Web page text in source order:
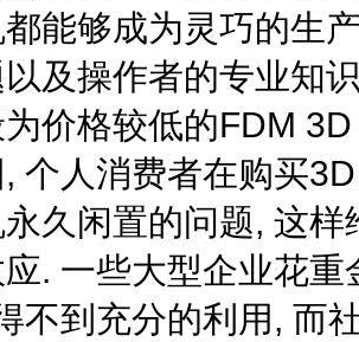
能够成为灵巧的生
及操作者的专业知
价格较低的FDM
个人消费者在购买
久闲置的问题, 这
. 一些大型企业花
不到充分的利用, 而